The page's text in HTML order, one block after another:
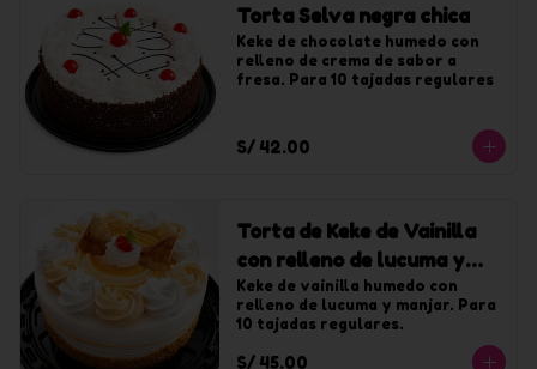
Torta Selva negra chica
Keke de chocolate humedo con
relleno de crema de sabor a
fresa. Para 10 tajadas regulares
S/ 42.00
Torta de Keke de Vainilla
con relleno de lucuma y
manjar chica
Keke de vainilla humedo con
relleno de lucuma y manjar. Para
10 tajadas regulares.
S/ 45.00